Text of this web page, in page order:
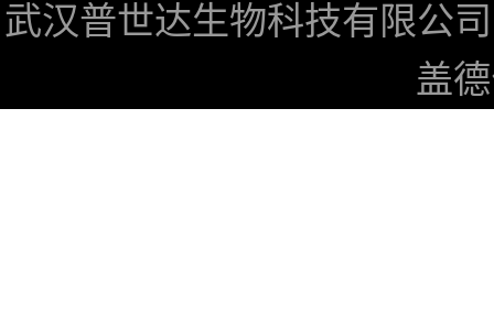
武汉普世达生物科技有限公司
盖